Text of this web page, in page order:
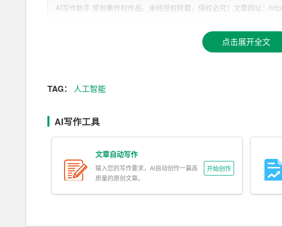
不仅仅是一个技术趋势，更是推动半导体产业加速发展的新动力。
AI技术的发展依赖于强大的计算能力，而这种计算能力的背后则
杂的神经网络处理器（NPU），这些半导体器件的需求量与日俱
片的需求更是供不应求。吴田玉提到，“生意好到我们没有办法交
远远超出了预期。
AI写作助手 原创著作权作品，未经授权转载，侵权必究！文章网址：
点击展开全文
TAG： 人工智能
AI写作工具
文章自动写作
输入您的写作要求，AI自动创作一篇高
质量的原创文章。
开始创作